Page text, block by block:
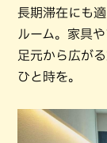
長期滞在にも
ルーム。家具
足元から広が
ひと時を。